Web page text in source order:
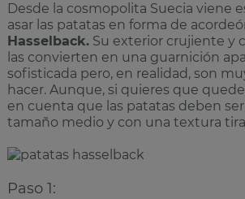
Desde la cosmopolita Suecia viene
asar las patatas en forma de
Hasselback.Su exterior crujiente y
las convierten en una guarnición
sofisticada pero, en realidad, son
hacer. Aunque, si quieres que
en cuenta que las patatas deben
tamaño medio y con una textura
Paso 1: